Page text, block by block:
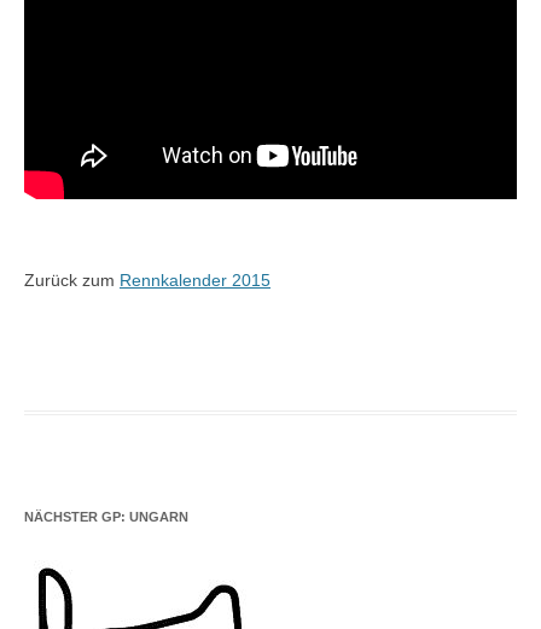
Zurück zum Rennkalender 2015
NÄCHSTER GP: UNGARN